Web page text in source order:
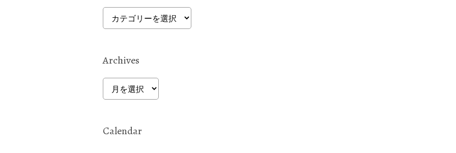
Categories
Archives
Archives
Calendar